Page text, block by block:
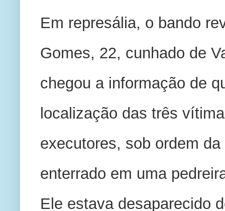
Em represália, o bando
Gomes, 22, cunhado de
chegou a informação de
localização das três
executores, sob ordem
enterrado em uma
Ele estava desaparecido